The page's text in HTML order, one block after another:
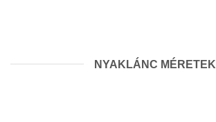
NYAKLÁNC MÉRETEK